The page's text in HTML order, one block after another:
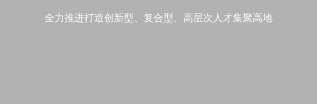
全力推进打造创新型、复合型、高层次人才集聚高地